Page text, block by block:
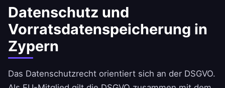
Datenschutz und
Vorratsdatenspeicherung in
Zypern
Das Datenschutzrecht orientiert sich an der DSGVO.